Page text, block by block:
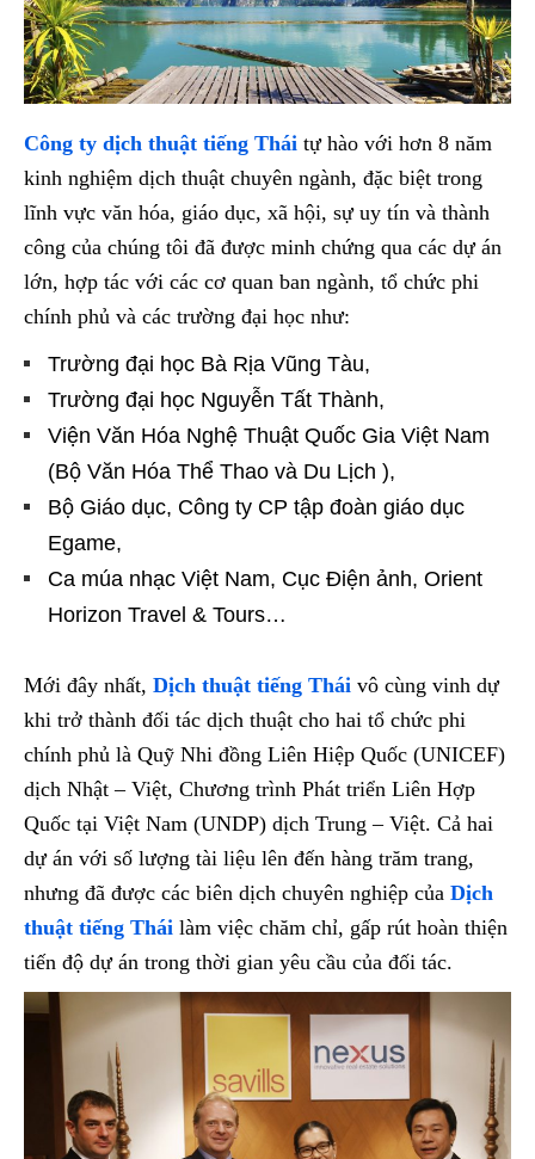
Công ty dịch thuật tiếng Thái tự hào với hơn 8 năm
kinh nghiệm dịch thuật chuyên ngành, đặc biệt trong
lĩnh vực văn hóa, giáo dục, xã hội, sự uy tín và thành
công của chúng tôi đã được minh chứng qua các dự án
lớn, hợp tác với các cơ quan ban ngành, tổ chức phi
chính phủ và các trường đại học như:
Trường đại học Bà Rịa Vũng Tàu,
Trường đại học Nguyễn Tất Thành,
Viện Văn Hóa Nghệ Thuật Quốc Gia Việt Nam
(Bộ Văn Hóa Thể Thao và Du Lịch ),
Bộ Giáo dục, Công ty CP tập đoàn giáo dục
Egame,
Ca múa nhạc Việt Nam, Cục Điện ảnh, Orient
Horizon Travel & Tours…
Mới đây nhất, Dịch thuật tiếng Thái vô cùng vinh dự
khi trở thành đối tác dịch thuật cho hai tổ chức phi
chính phủ là Quỹ Nhi đồng Liên Hiệp Quốc (UNICEF)
dịch Nhật – Việt, Chương trình Phát triển Liên Hợp
Quốc tại Việt Nam (UNDP) dịch Trung – Việt. Cả hai
dự án với số lượng tài liệu lên đến hàng trăm trang,
nhưng đã được các biên dịch chuyên nghiệp của Dịch
thuật tiếng Thái làm việc chăm chỉ, gấp rút hoàn thiện
tiến độ dự án trong thời gian yêu cầu của đối tác.